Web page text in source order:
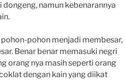
dongeng, namun kebenarannya
pohon menjadi membesar,
Benar benar memasuki negri
orang nya masih seperti orang
dengan kain yang diikat